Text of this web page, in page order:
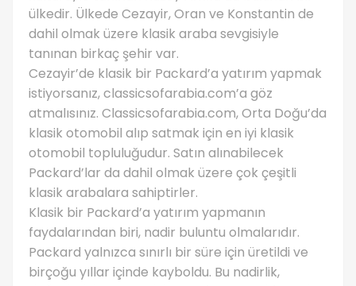
ülkedir. Ülkede Cezayir, Oran ve Konstantin de
dahil olmak üzere klasik araba sevgisiyle
tanınan birkaç şehir var.
Cezayir’de klasik bir Packard’a yatırım yapmak
istiyorsanız, classicsofarabia.com’a göz
atmalısınız. Classicsofarabia.com, Orta Doğu’da
klasik otomobil alıp satmak için en iyi klasik
otomobil topluluğudur. Satın alınabilecek
Packard’lar da dahil olmak üzere çok çeşitli
klasik arabalara sahiptirler.
Klasik bir Packard’a yatırım yapmanın
faydalarından biri, nadir buluntu olmalarıdır.
Packard yalnızca sınırlı bir süre için üretildi ve
birçoğu yıllar içinde kayboldu. Bu nadirlik,